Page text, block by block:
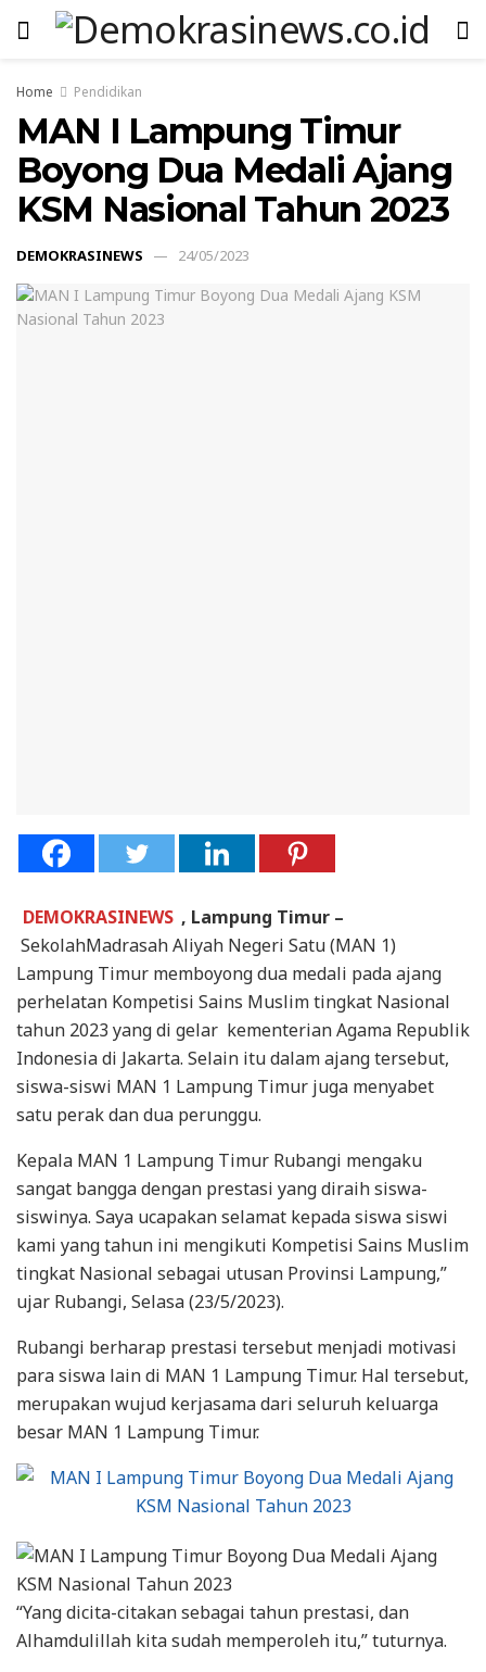
Home Pendidikan
MAN I Lampung Timur
Boyong Dua Medali Ajang
KSM Nasional Tahun 2023
DEMOKRASINEWS 24/05/2023
DEMOKRASINEWS , Lampung Timur –
SekolahMadrasah Aliyah Negeri Satu (MAN 1)
Lampung Timur memboyong dua medali pada ajang
perhelatan Kompetisi Sains Muslim tingkat Nasional
tahun 2023 yang di gelar kementerian Agama Republik
Indonesia di Jakarta. Selain itu dalam ajang tersebut,
siswa-siswi MAN 1 Lampung Timur juga menyabet
satu perak dan dua perunggu.
Kepala MAN 1 Lampung Timur Rubangi mengaku
sangat bangga dengan prestasi yang diraih siswa-
siswinya. Saya ucapakan selamat kepada siswa siswi
kami yang tahun ini mengikuti Kompetisi Sains Muslim
tingkat Nasional sebagai utusan Provinsi Lampung,”
ujar Rubangi, Selasa (23/5/2023).
Rubangi berharap prestasi tersebut menjadi motivasi
para siswa lain di MAN 1 Lampung Timur. Hal tersebut,
merupakan wujud kerjasama dari seluruh keluarga
besar MAN 1 Lampung Timur.
“Yang dicita-citakan sebagai tahun prestasi, dan
Alhamdulillah kita sudah memperoleh itu,” tuturnya.